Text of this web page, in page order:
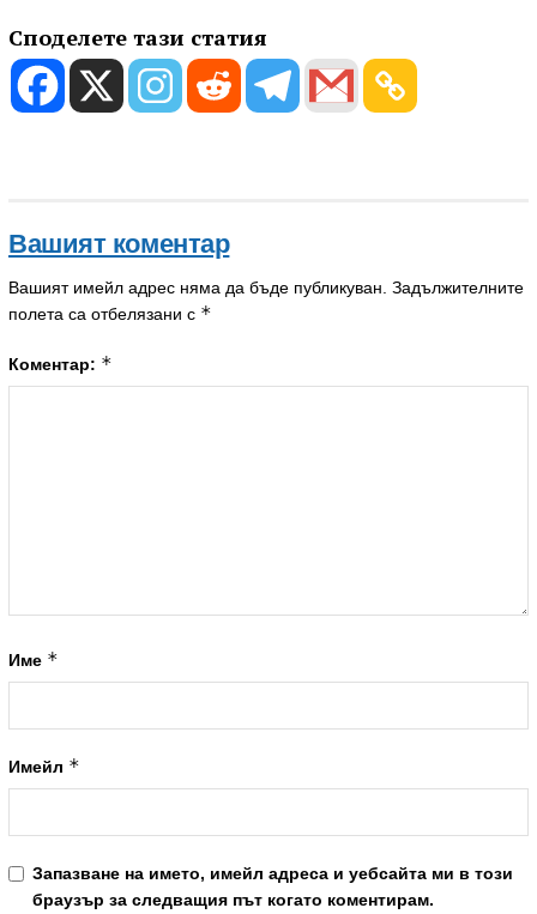
Споделете тази статия
Вашият коментар
Вашият имейл адрес няма да бъде публикуван. Задължителните
полета са отбелязани с *
Коментар: *
Име *
Имейл *
Запазване на името, имейл адреса и уебсайта ми в този
браузър за следващия път когато коментирам.